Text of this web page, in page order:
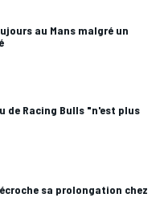
au Mans malgré un
de Racing Bulls "n'est plus
sa prolongation chez